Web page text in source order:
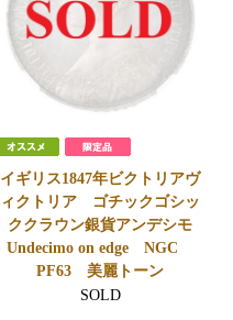
イギリス1847年ビクトリアヴ
ィクトリア ゴチックゴシッ
ククラウン銀貨アンデシモ
Undecimo on edge NGC
PF63 美麗トーン
SOLD